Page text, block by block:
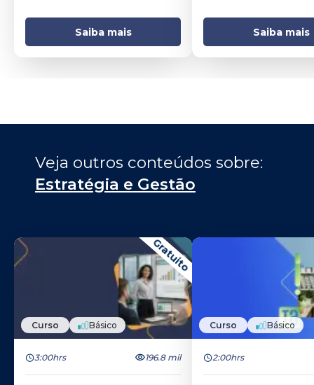
Saiba mais Saiba mais
Estratégia e Gestão
Gratuito
Curso Básico
3:00hrs 196.8 mil
Curso Básico
2:00hrs